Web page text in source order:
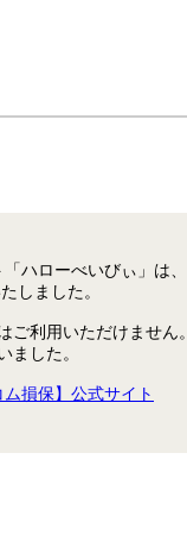
ハローべいびぃ」は、
しました。
ご利用いただけません
ました。
損保】公式サイト